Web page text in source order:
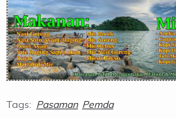
Tags: Pasaman Pemda